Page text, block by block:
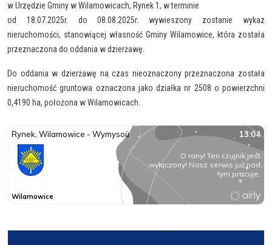
w Urzędzie Gminy w Wilamowicach, Rynek 1, w terminie
od 18.07.2025r. do 08.08.2025r. wywieszony zostanie wykaz
nieruchomości, stanowiącej własność Gminy Wilamowice, która została
przeznaczona do oddania w dzierżawę.
Do oddania w dzierżawę na czas nieoznaczony przeznaczona została
nieruchomość gruntowa oznaczona jako działka nr 2508 o powierzchni
0,4190 ha, położona w Wilamowicach.